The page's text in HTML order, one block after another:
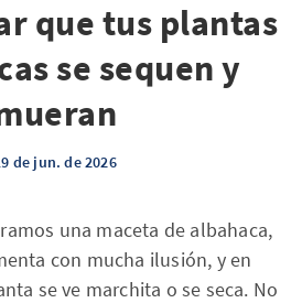
que tus plantas
se sequen y
de jun. de 2026
una maceta de albahaca,
con mucha ilusión, y en
se ve marchita o se seca. No